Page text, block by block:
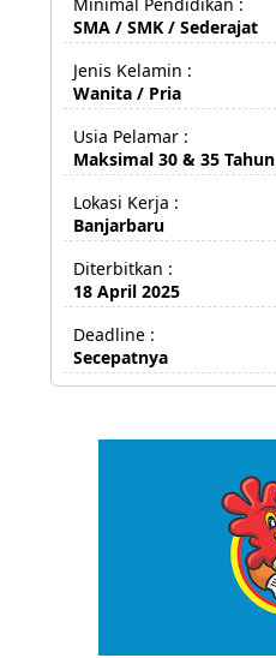
SMA / SMK / Sederajat
Jenis Kelamin :
Wanita / Pria
Usia Pelamar :
Maksimal 30 & 35 Tahun
Lokasi Kerja :
Banjarbaru
Diterbitkan :
18 April 2025
Deadline :
Secepatnya